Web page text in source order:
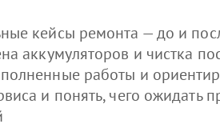
кейсы ремонта — до и
аккумуляторов и чистка
работы и
и понять, чего